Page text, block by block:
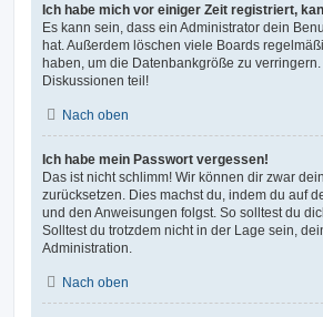
Ich habe mich vor einiger Zeit registriert,
Es kann sein, dass ein Administrator dein
hat. Außerdem löschen viele Boards
haben, um die Datenbankgröße zu
Diskussionen teil!
Nach oben
Ich habe mein Passwort vergessen!
Das ist nicht schlimm! Wir können dir zwar
zurücksetzen. Dies machst du, indem du auf
und den Anweisungen folgst. So solltest du
Solltest du trotzdem nicht in der Lage sein,
Administration.
Nach oben